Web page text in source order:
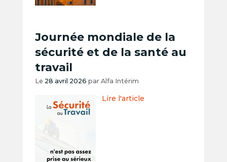
Journée mondiale de la
sécurité et de la santé au
travail
Le 28 avril 2026 par Alfa Intérim
Lire l'article